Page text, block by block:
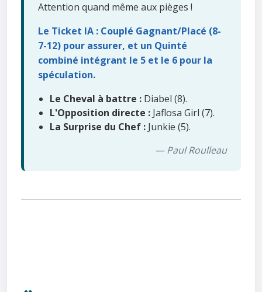
Attention quand même aux pièges !
Le Ticket IA : Couplé Gagnant/Placé (8-
7-12) pour assurer, et un Quinté
combiné intégrant le 5 et le 6 pour la
spéculation.
Le Cheval à battre : Diabel (8).
L'Opposition directe : Jaflosa Girl (7).
La Surprise du Chef : Junkie (5).
— Paul Roulleau